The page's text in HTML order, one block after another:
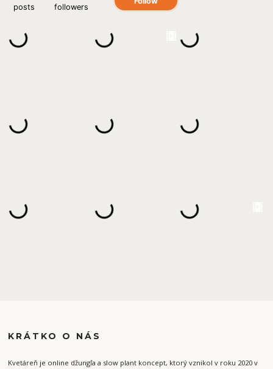
KRÁTKO O NÁS
Kvetáreň je online džungľa a slow plant koncept, ktorý vznikol v roku 2020 v